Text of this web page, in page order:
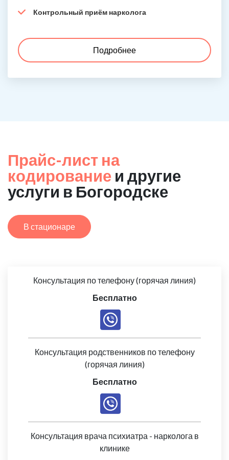
Контрольный приём нарколога
Подробнее
Прайс-лист на
кодирование и другие
услуги в Богородске
В стационаре
Консультация по телефону (горячая линия)
Бесплатно
Консультация родственников по телефону
(горячая линия)
Бесплатно
Консультация врача психиатра - нарколога в
клинике